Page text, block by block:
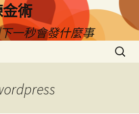
術
一秒會發什麼事
搜
尋